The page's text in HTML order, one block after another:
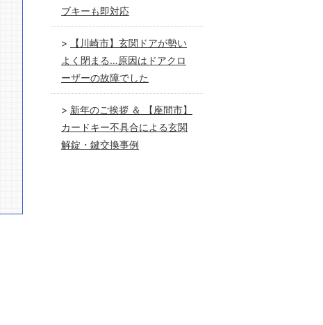
ブキーも即対応
【川崎市】玄関ドアが勢い
よく閉まる…原因はドアクロ
ーザーの故障でした
新年のご挨拶 ＆ 【座間市】
カードキー不具合による玄関
解錠・鍵交換事例